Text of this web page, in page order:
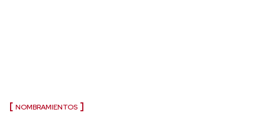
NOMBRAMIENTOS